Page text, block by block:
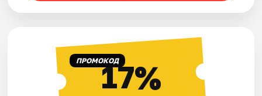
ПРОМОКОД17%